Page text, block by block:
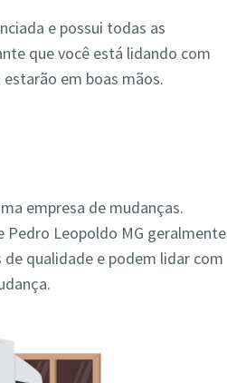
e possui todas as
que você está lidando com
em boas mãos.
empresa de mudanças.
Pedro Leopoldo MG geralmente
qualidade e podem lidar com